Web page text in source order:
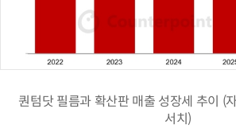
퀀텀닷 필름과 확산판 매출 성장세 추이 (
서치)